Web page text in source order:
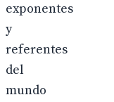
exponentes
y
referentes
del
mundo